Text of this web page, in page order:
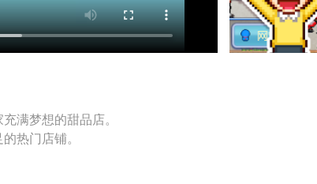
满梦想的甜品店。
热门店铺。